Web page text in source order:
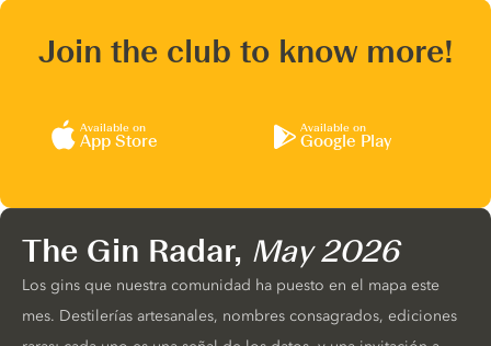
Join the club to know more!
Available on
App Store
Available on
Google Play
The Gin Radar, May 2026
Los gins que nuestra comunidad ha puesto en el mapa este
mes. Destilerías artesanales, nombres consagrados, ediciones